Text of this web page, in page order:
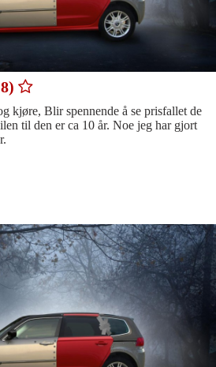
kjøre, Blir spennende å se prisfallet de
til den er ca 10 år. Noe jeg har gjort